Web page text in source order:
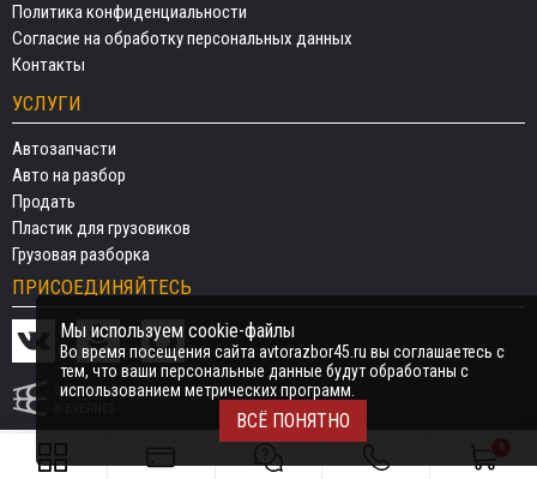
Политика конфиденциальности
Согласие на обработку персональных данных
Контакты
УСЛУГИ
Автозапчасти
Авто на разбор
Продать
Пластик для грузовиков
Грузовая разборка
ПРИСОЕДИНЯЙТЕСЬ
СДЕЛАНО
Мы используем cookie-файлы
Во время посещения сайта avtorazbor45.ru вы соглашаетесь с
тем, что ваши персональные данные будут обработаны с
использованием метрических программ.
ВСЁ ПОНЯТНО